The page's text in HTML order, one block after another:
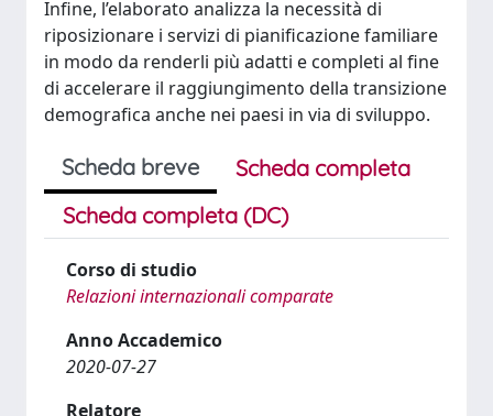
Infine, l’elaborato analizza la necessità di
riposizionare i servizi di pianificazione familiare
in modo da renderli più adatti e completi al fine
di accelerare il raggiungimento della transizione
demografica anche nei paesi in via di sviluppo.
Scheda breve
Scheda completa
Scheda completa (DC)
Corso di studio
Relazioni internazionali comparate
Anno Accademico
2020-07-27
Relatore